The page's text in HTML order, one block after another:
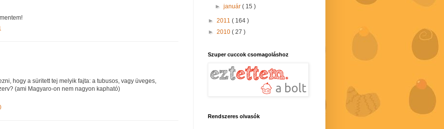
hogy a süritett tej melyik fajta: a tubusos, vagy üveges,
(ami Magyaro-on nem nagyon kapható)
►január( 15 )
► 2011 ( 164 )
► 2010 ( 27 )
Szuper cuccok csomagoláshoz
Rendszeres olvasók